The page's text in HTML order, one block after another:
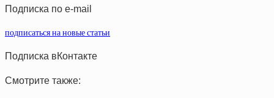
Подписка по e-mail
подписаться на новые статьи
Подписка вКонтакте
Смотрите также: